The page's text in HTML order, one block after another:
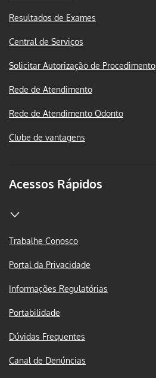
Resultados de Exames
Central de Serviços
Solicitar Autorização de Procedimento
Rede de Atendimento
Rede de Atendimento Odonto
Clube de vantagens
Acessos Rápidos
Trabalhe Conosco
Portal da Privacidade
Informações Regulatórias
Portabilidade
Dúvidas Frequentes
Canal de Denúncias